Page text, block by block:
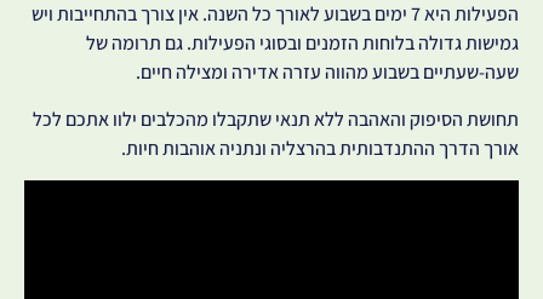
הפעילות היא 7 ימים בשבוע לאורך כל השנה. אין צורך בהתחייבות ויש
גמישות גדולה בלוחות הזמנים ובסוגי הפעילות. גם תרומה של
שעה-שעתיים בשבוע מהווה עזרה אדירה ומצילה חיים.
תחושת הסיפוק והאהבה ללא תנאי שתקבלו מהכלבים ילוו אתכם לכל
אורך הדרך ההתנדבותית בהרצליה ונתניה אוהבות חיות.